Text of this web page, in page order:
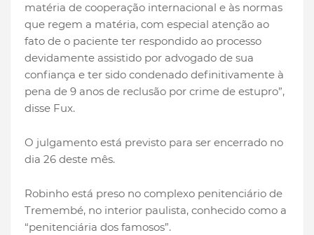
matéria de cooperação internacional e às normas
que regem a matéria, com especial atenção ao
fato de o paciente ter respondido ao processo
devidamente assistido por advogado de sua
confiança e ter sido condenado definitivamente à
pena de 9 anos de reclusão por crime de estupro”,
disse Fux.
O julgamento está previsto para ser encerrado no
dia 26 deste mês.
Robinho está preso no complexo penitenciário de
Tremembé, no interior paulista, conhecido como a
“penitenciária dos famosos”.